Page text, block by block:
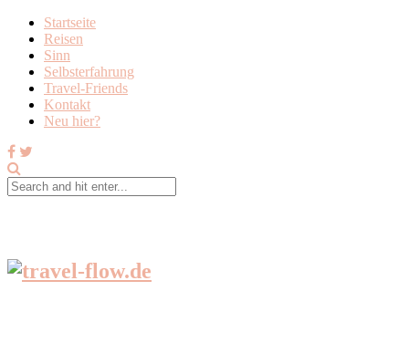
Startseite
Reisen
Sinn
Selbsterfahrung
Travel-Friends
Kontakt
Neu hier?